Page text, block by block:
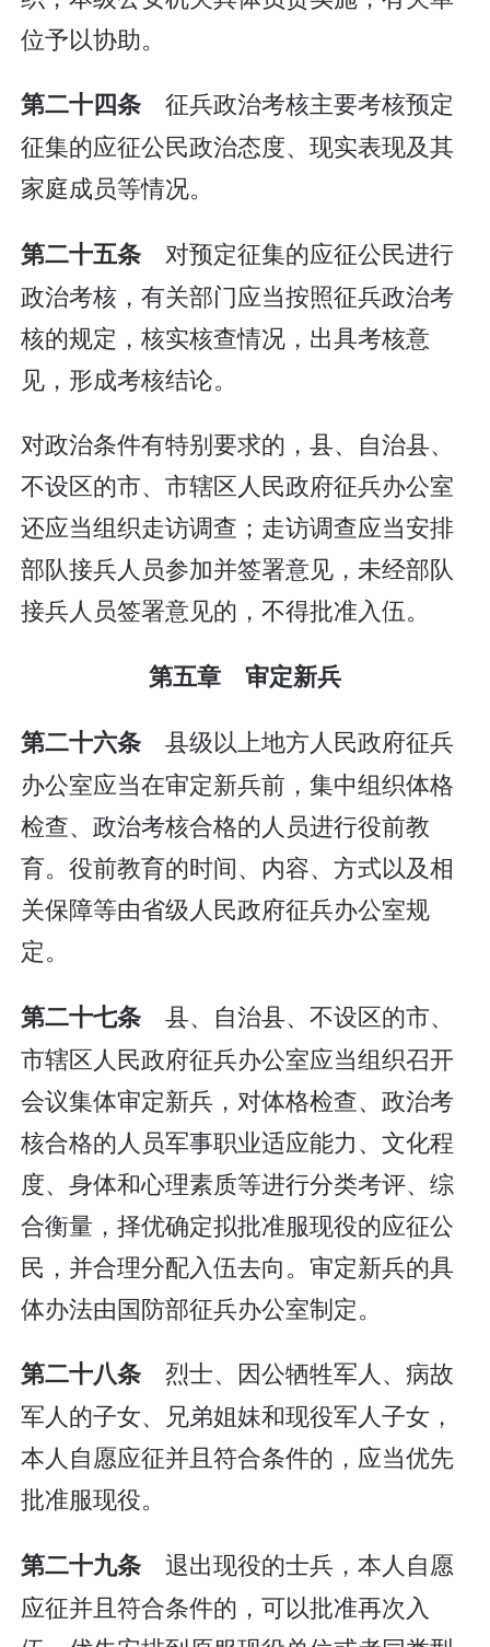
位予以协助。
第二十四条 征兵政治考核主要考核预定
征集的应征公民政治态度、现实表现及其
家庭成员等情况。
第二十五条 对预定征集的应征公民进行
政治考核，有关部门应当按照征兵政治考
核的规定，核实核查情况，出具考核意
见，形成考核结论。
对政治条件有特别要求的，县、自治县、
不设区的市、市辖区人民政府征兵办公室
还应当组织走访调查；走访调查应当安排
部队接兵人员参加并签署意见，未经部队
接兵人员签署意见的，不得批准入伍。
第五章 审定新兵
第二十六条 县级以上地方人民政府征兵
办公室应当在审定新兵前，集中组织体格
检查、政治考核合格的人员进行役前教
育。役前教育的时间、内容、方式以及相
关保障等由省级人民政府征兵办公室规
定。
第二十七条 县、自治县、不设区的市、
市辖区人民政府征兵办公室应当组织召开
会议集体审定新兵，对体格检查、政治考
核合格的人员军事职业适应能力、文化程
度、身体和心理素质等进行分类考评、综
合衡量，择优确定拟批准服现役的应征公
民，并合理分配入伍去向。审定新兵的具
体办法由国防部征兵办公室制定。
第二十八条 烈士、因公牺牲军人、病故
军人的子女、兄弟姐妹和现役军人子女，
本人自愿应征并且符合条件的，应当优先
批准服现役。
第二十九条 退出现役的士兵，本人自愿
应征并且符合条件的，可以批准再次入